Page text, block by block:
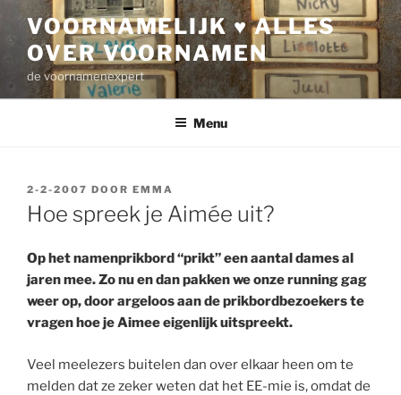
inhoud
VOORNAMELIJK ♥ ALLES
OVER VOORNAMEN
de voornamenexpert
Menu
GEPLAATST
OP
2-2-2007 DOOR EMMA
Hoe spreek je Aimée uit?
Op het namenprikbord “prikt” een aantal dames al
jaren mee. Zo nu en dan pakken we onze running gag
weer op, door argeloos aan de prikbordbezoekers te
vragen hoe je Aimee eigenlijk uitspreekt.
Veel meelezers buitelen dan over elkaar heen om te
melden dat ze zeker weten dat het EE-mie is, omdat de